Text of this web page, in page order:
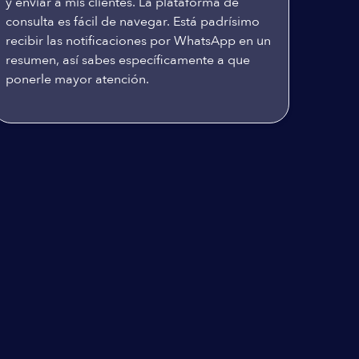
consulta es fácil de navegar. Está padrísimo
recibir las notificaciones por WhatsApp en un
resumen, así sabes específicamente a que
ponerle mayor atención.